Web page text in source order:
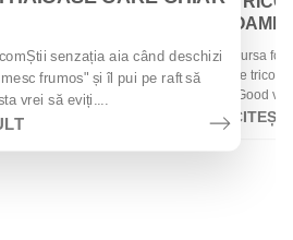
senzația aia când deschizi
frumos" și îl pui pe raft să
vrei să eviți....
Sursa
de
„Good